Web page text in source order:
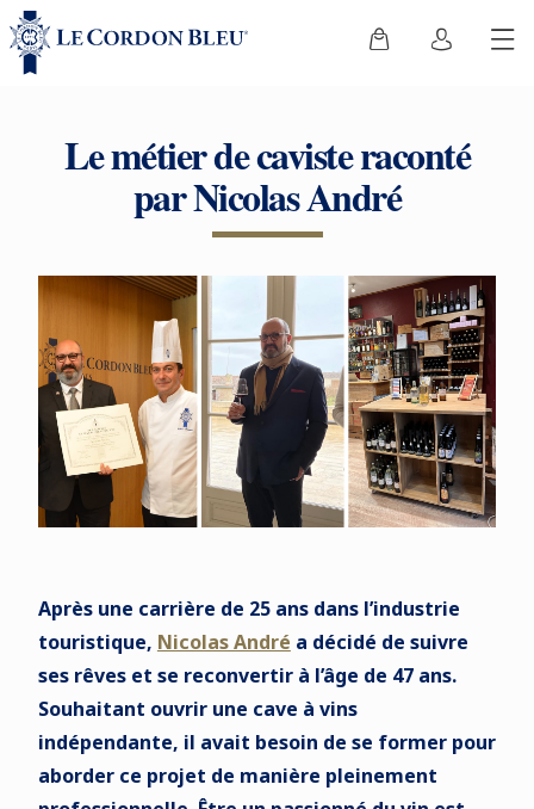
Le métier de caviste raconté
par Nicolas André
Après une carrière de 25 ans dans l’industrie
touristique, Nicolas André a décidé de suivre
ses rêves et se reconvertir à l’âge de 47 ans.
Souhaitant ouvrir une cave à vins
indépendante, il avait besoin de se former pour
aborder ce projet de manière pleinement